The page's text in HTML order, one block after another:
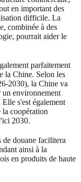
en important des
difficile. La
combinée à des
pourrait aider le
parfaitement
la Chine. Selon les
2030), la Chine va
un environnement
s'est également
la coopération
2030.
de douane facilitera
ainsi à la
en produits de haute